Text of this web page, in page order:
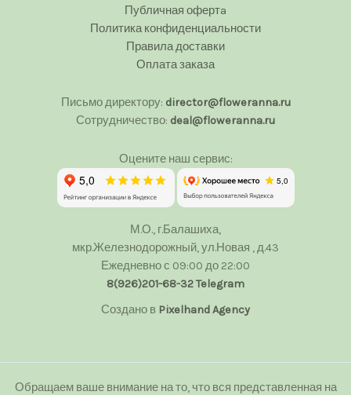
Публичная офертa
Политика конфиденциальности
Правила доставки
Оплата заказа
Письмо директору: director@floweranna.ru
Сотрудничество: deal@floweranna.ru
Оцените наш сервис:
М.О., г.Балашиха,
мкр.Железнодорожный, ул.Новая , д.43
Ежедневно с 09:00 до 22:00
8(926)201-68-32Telegram
Создано в Pixelhand Agency
Обращаем ваше внимание на то, что вся представленная на